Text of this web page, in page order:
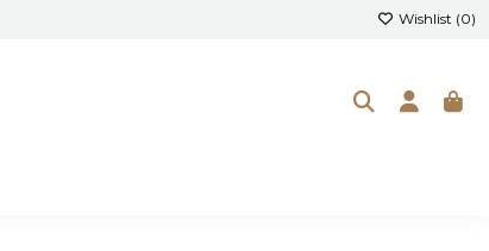
Wishlist (0)